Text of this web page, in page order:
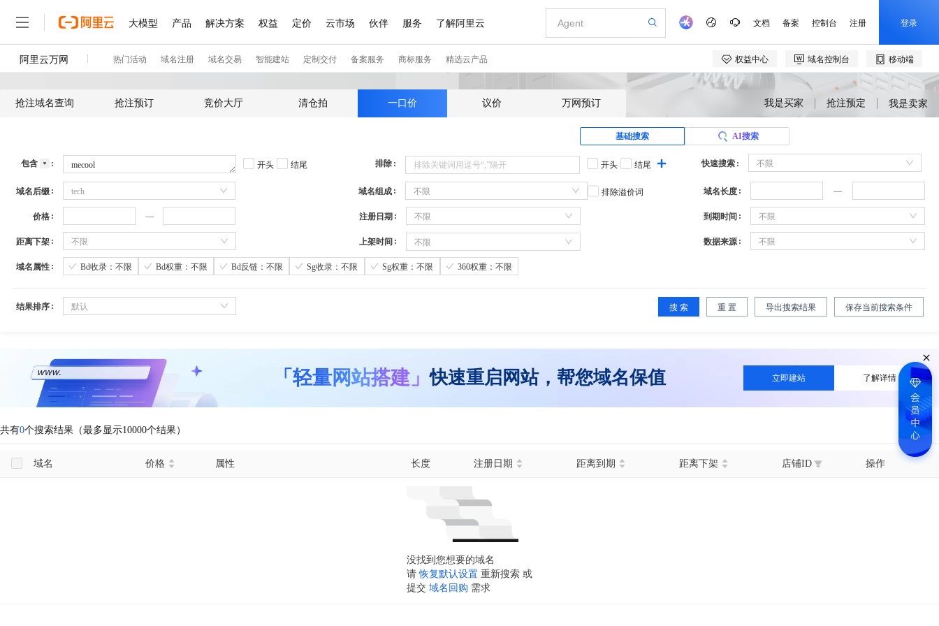
抢注域名查询 抢注预订 竞价大厅 清仓拍 一口价 议价 万网预订 我是买家 抢注预定 我是卖家
基础搜索 AI搜索
包含 开头 结尾 排除 开头 结尾 快速搜索 不限
域名后缀 tech 域名组成 不限 排除溢价词 域名长度
价格 注册日期 不限 到期时间 不限
距离下架 不限 上架时间 不限 数据来源 不限
域名属性 Bd收录：不限 Bd权重：不限 Bd反链：不限 Sg收录：不限 Sg权重：不限 360权重：不限
结果排序 默认 搜 索 重 置 导出搜索结果 保存当前搜索条件
「轻量网站搭建」快速重启网站，帮您域名保值 立即建站 了解详情
共有0个搜索结果（最多显示10000个结果）
域名 价格 属性 长度 注册日期 距离到期 距离下架 店铺ID 操作
没找到您想要的域名
请 恢复默认设置 重新搜索 或
提交 域名回购 需求